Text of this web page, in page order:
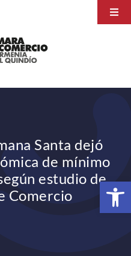
Abrir
Santa dejó
de mínimo
estudio de
Comercio